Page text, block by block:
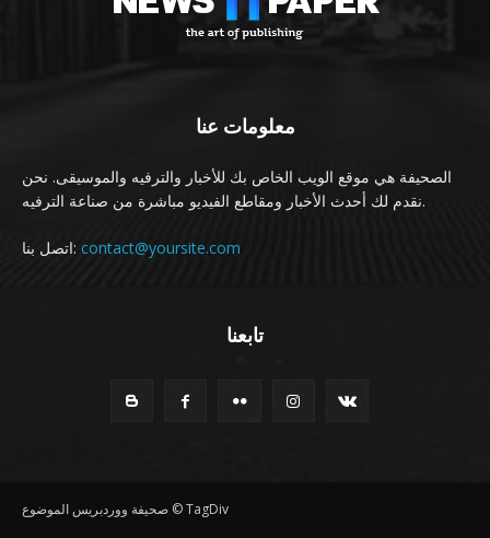
معلومات عنا
الصحيفة هي موقع الويب الخاص بك للأخبار والترفيه والموسيقى. نحن
نقدم لك أحدث الأخبار ومقاطع الفيديو مباشرة من صناعة الترفيه.
اتصل بنا: contact@yoursite.com
تابعنا
صحيفة ووردبريس الموضوع © TagDiv